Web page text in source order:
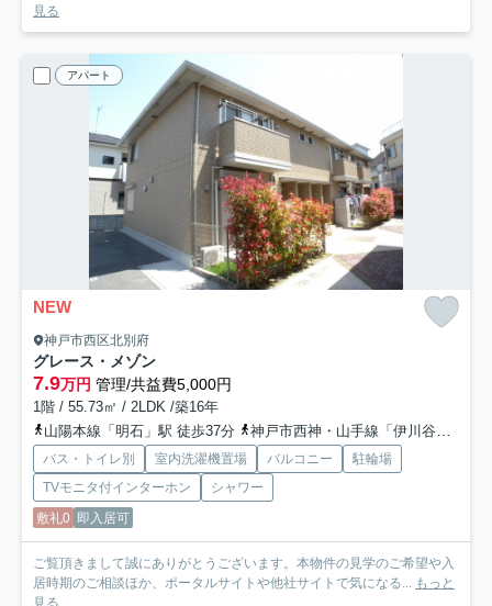
見る
アパート
NEW
神戸市西区北別府
グレース・メゾン
7.9万円 管理/共益費5,000円
1階 / 55.73㎡ / 2LDK /築16年
山陽本線「明石」駅 徒歩37分
神戸市西神・山手線「伊川谷」駅 バス10分 「白水東口」 停歩2分
バス・トイレ別 室内洗濯機置場 バルコニー
駐輪場
TVモニタ付インターホン
シャワー
敷礼0 即入居可
ご覧頂きまして誠にありがとうございます。本物件の見学のご希望や入
居時期のご相談ほか、ポータルサイトや他社サイトで気になる...
もっと
見る